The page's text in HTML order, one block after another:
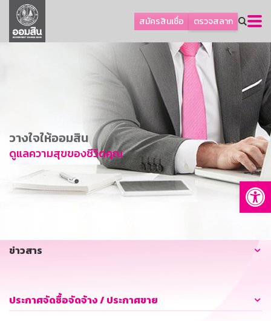
สมัครสินเชื่อ ตรวจสลาก
ลูกค้าธุรกิจ
ลูกค้าผู้ประกอบรายย่อย
การพัฒนาที่ยั่งยืน
ข่าวสาร
บริการทางการเงิน
อื่นๆ
วางใจให้ออมสิน
ดูแลความสุขของชีวิตคุณ
ข่าวสาร
ประกาศจัดซื้อจัดจ้าง / ประกาศขาย